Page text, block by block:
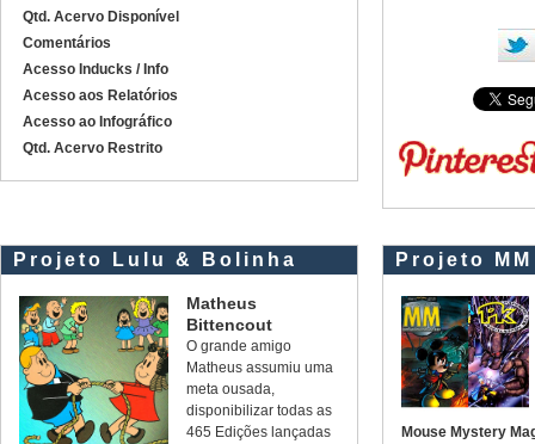
Qtd. Acervo Disponível
Comentários
Acesso Inducks / Info
Acesso aos Relatórios
Acesso ao Infográfico
Qtd. Acervo Restrito
Projeto Lulu & Bolinha
Matheus
Bittencout
O grande amigo
Matheus assumiu uma
meta ousada,
disponibilizar todas as
465 Edições lançadas
Projeto
Mouse Mystery